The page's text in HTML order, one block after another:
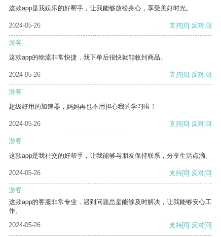
这款app是我娱乐的好帮手，让我能够放松身心，享受美好时光。
2024-05-26 支持[0] 反对[0]
游客
这款app的物流非常快捷，我下单后很快就能收到商品。
2024-05-26 支持[0] 反对[0]
游客
超级好用的加速器，妈妈再也不用担心我的学习啦！
2024-05-26 支持[0] 反对[0]
游客
这款app是我社交的好帮手，让我能够与朋友保持联系，分享生活点滴。
2024-05-26 支持[0] 反对[0]
游客
这款app的客服非常专业，遇到问题总是能够及时解决，让我能够安心工
作。
2024-05-26
支持[0] 反对[0]